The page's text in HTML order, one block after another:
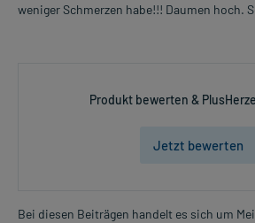
weniger Schmerzen habe!!! Daumen hoch.
Produkt bewerten &
Jetzt bewerten
Bei diesen Beiträgen handelt es sich um